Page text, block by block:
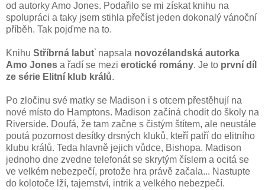
od autorky Amo Jones. Podařilo se mi získat knihu na
spolupráci a taky jsem stihla přečíst jeden dokonalý vánoční
příběh. Tak pojďme na to.
Knihu Stříbrná labuť napsala novozélandská autorka
Amo Jones a řadí se mezi erotické romány. Je to první díl
ze série Elitní klub králů.
Po zločinu své matky se Madison i s otcem přestěhují na
nové místo do Hamptons. Madison začíná chodit do školy na
Riverside. Doufá, že tam začne s čistým štítem, ale neustále
poutá pozornost desítky drsných kluků, kteří patří do elitního
klubu králů. Teda hlavně jejich vůdce, Bishopa. Madison
jednoho dne zvedne telefonát se skrytým číslem a ocitá se
ve velkém nebezpečí, protože hra právě začala... Nastupte
do kolotoče lží, tajemství, intrik a velkého nebezpečí.